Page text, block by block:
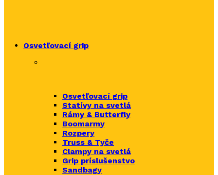
Osvetľovací grip
Osvetľovací grip
Statívy na svetlá
Rámy & Butterfly
Boomarmy
Rozpery
Truss & Tyče
Clampy na svetlá
Grip príslušenstvo
Sandbagy